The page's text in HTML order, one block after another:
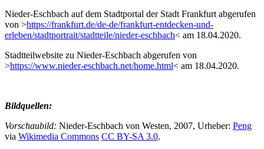
Nieder-Eschbach auf dem Stadtportal der Stadt Frankfurt abgerufen
von >https://frankfurt.de/de-de/frankfurt-entdecken-und-
erleben/stadtportrait/stadtteile/nieder-eschbach< am 18.04.2020.
Stadtteilwebsite zu Nieder-Eschbach abgerufen von
>https://www.nieder-eschbach.net/home.html< am 18.04.2020.
Bildquellen:
Vorschaubild: Nieder-Eschbach von Westen, 2007, Urheber: Peng
via Wikimedia Commons CC BY-SA 3.0.